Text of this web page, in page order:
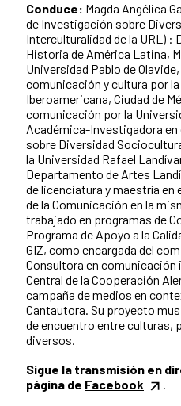
Conduce: Magda Angélica
de Investigación sobre
Interculturalidad de la URL) :
Historia de América Latina,
Universidad Pablo de
comunicación y cultura por
Iberoamericana, Ciudad de
comunicación por la
Académica-Investigadora
sobre Diversidad
la Universidad Rafael
Departamento de Artes
de licenciatura y maestría en
de la Comunicación en la
trabajado en programas de
Programa de Apoyo a la
GIZ, como encargada del
Consultora en comunicación
Central de la Cooperación
campaña de medios en
Cantautora. Su proyecto
de encuentro entre culturas,
diversos.
Sigue la transmisión en
página de Facebook .